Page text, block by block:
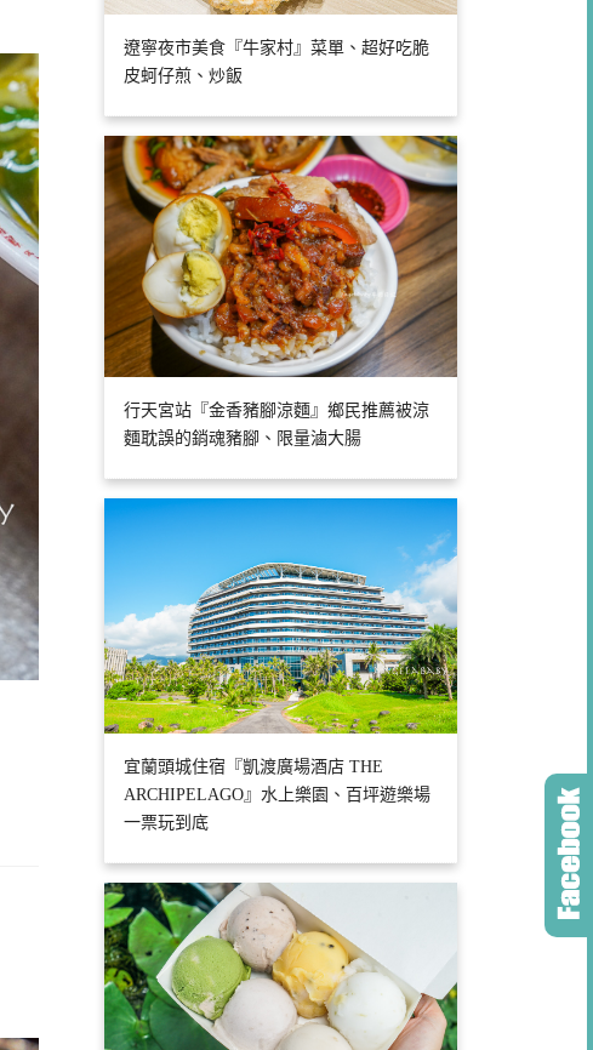
遼寧夜市美食『牛家村』菜單、超好吃脆
皮蚵仔煎、炒飯
行天宮站『金香豬腳涼麵』鄉民推薦被涼
麵耽誤的銷魂豬腳、限量滷大腸
宜蘭頭城住宿『凱渡廣場酒店 THE
ARCHIPELAGO』水上樂園、百坪遊樂場
一票玩到底